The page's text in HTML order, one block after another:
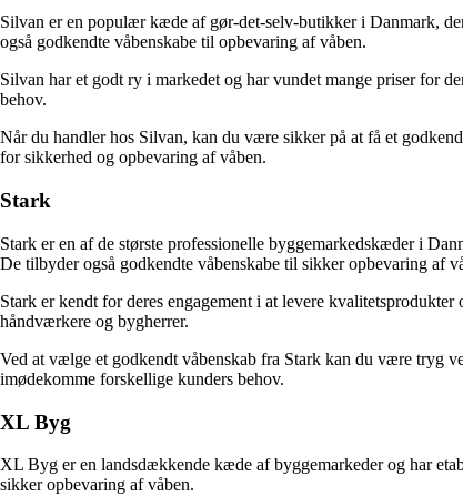
Silvan er en populær kæde af gør-det-selv-butikker i Danmark,
også godkendte våbenskabe til opbevaring af våben.
Silvan har et godt ry i markedet og har vundet mange priser for
behov.
Når du handler hos Silvan, kan du være sikker på at få et
for sikkerhed og opbevaring af våben.
Stark
Stark er en af de største professionelle byggemarkedskæder i
De tilbyder også godkendte våbenskabe til sikker opbevaring af
Stark er kendt for deres engagement i at levere
håndværkere og bygherrer.
Ved at vælge et godkendt våbenskab fra Stark kan du være tryg
imødekomme forskellige kunders behov.
XL Byg
XL Byg er en landsdækkende kæde af byggemarkeder og har
sikker opbevaring af våben.